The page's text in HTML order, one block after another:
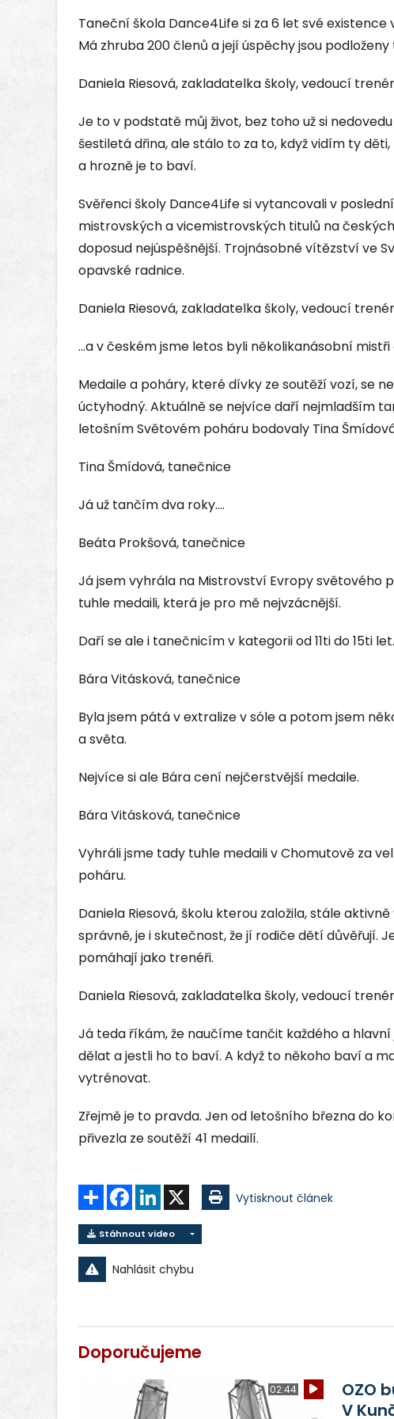
Taneční škola Dance4Life si za 6 let své
Má zhruba 200 členů a její úspěchy jsou
Daniela Riesová, zakladatelka školy, vedoucí
Je to v podstatě můj život, bez toho už si
šestiletá dřina, ale stálo to za to, když vidím ty
a hrozně je to baví.
Svěřenci školy Dance4Life si vytancovali v
mistrovských a vicemistrovských titulů na
doposud nejúspěšnější. Trojnásobné vítězství ve
opavské radnice.
Daniela Riesová, zakladatelka školy, vedoucí
...a v českém jsme letos byli několikanásobní
Medaile a poháry, které dívky ze soutěží vozí, se
úctyhodný. Aktuálně se nejvíce daří nejmladším
letošním Světovém poháru bodovaly Tina
Tina Šmídová, tanečnice
Já už tančím dva roky….
Beáta Prokšová, tanečnice
Já jsem vyhrála na Mistrovství Evropy světového
tuhle medaili, která je pro mě nejvzácnější.
Daří se ale i tanečnicím v kategorii od 11ti do 15ti let.
Bára Vitásková, tanečnice
Byla jsem pátá v extralize v sóle a potom jsem
a světa.
Nejvíce si ale Bára cení nejčerstvější medaile.
Bára Vitásková, tanečnice
Vyhráli jsme tady tuhle medaili v Chomutově za
poháru.
Daniela Riesová, školu kterou založila, stále
správně, je i skutečnost, že jí rodiče dětí důvěřují.
pomáhají jako trenéři.
Daniela Riesová, zakladatelka školy, vedoucí
Já teda říkám, že naučíme tančit každého a
dělat a jestli ho to baví. A když to někoho baví a
vytrénovat.
Zřejmě je to pravda. Jen od letošního března do
přivezla ze soutěží 41 medailí.
Sdílet FacebookLinkedIn Vytisknout článek
Stáhnout video
Nahlásit chybu
Doporučujeme
02:44
OZO
V